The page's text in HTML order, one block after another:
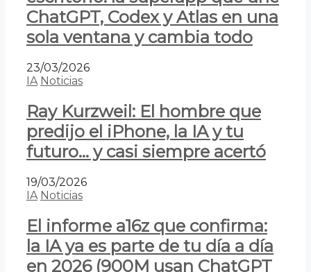
ChatGPT, Codex y Atlas en una
sola ventana y cambia todo
23/03/2026
IA Noticias
Ray Kurzweil: El hombre que
predijo el iPhone, la IA y tu
futuro… y casi siempre acertó
19/03/2026
IA Noticias
El informe a16z que confirma:
la IA ya es parte de tu día a día
en 2026 (900M usan ChatGPT